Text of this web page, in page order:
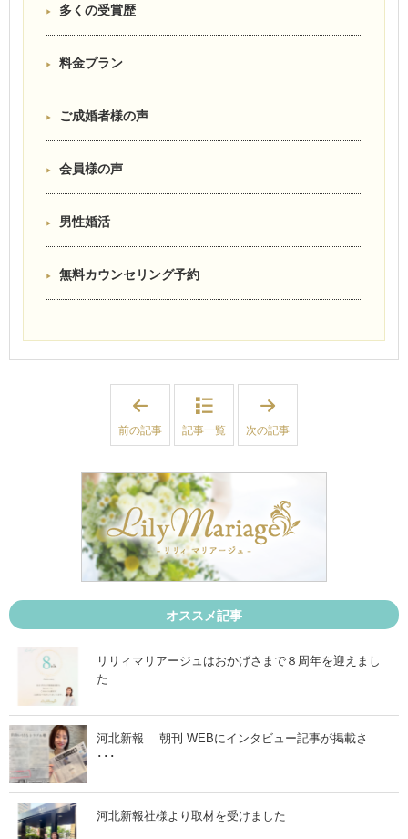
多くの受賞歴
料金プラン
ご成婚者様の声
会員様の声
男性婚活
無料カウンセリング予約
住
0
代
後
半
女
性
婚
活
ス
ー
ト
婚
な
ら
付
も
前の記事 記事一覧
住
0
女
ス
次の記事
オススメ記事
リリィマリアージュはおかげさまで８周年を迎えまし
た
河北新報 朝刊 WEBにインタビュー記事が掲載さ
･･･
河北新報社様より取材を受けました